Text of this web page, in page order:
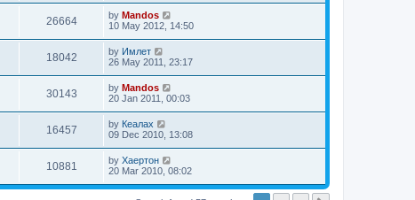
26664 by Mandos
10 May 2012, 14:50
18042 by Имлет
26 May 2011, 23:17
30143 by Mandos
20 Jan 2011, 00:03
16457 by Кеалах
09 Dec 2010, 13:08
10881 by Хаертон
20 Mar 2010, 08:02